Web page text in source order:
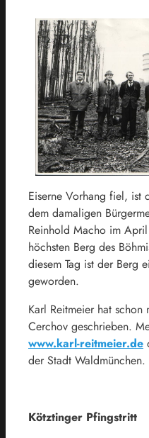
Eiserne Vorhang fiel, ist
dem damaligen
Reinhold Macho im
höchsten Berg des
diesem Tag ist der Berg
geworden.
Karl Reitmeier hat
Cerchov geschrieben.
www.karl-reitmeier.de
der Stadt Waldmünchen.
Kötztinger Pfingstritt